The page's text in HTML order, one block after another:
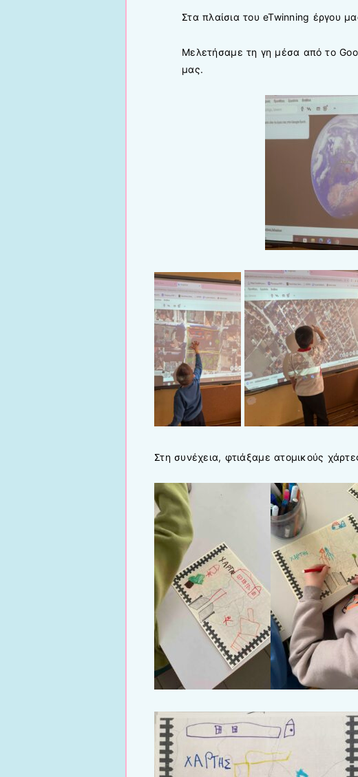
Στα πλαίσια του eTwinning έργου
Μελετήσαμε τη γη μέσα από το
μας.
Στη συνέχεια, φτιάξαμε ατομικούς